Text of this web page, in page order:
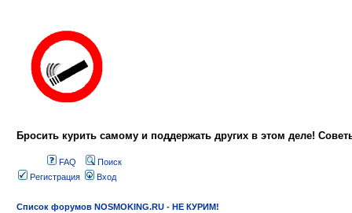
Бросить курить самому и поддержать других в этом деле!
FAQ
Поиск
Регистрация
Вход
Список форумов NOSMOKING.RU - НЕ КУРИМ!